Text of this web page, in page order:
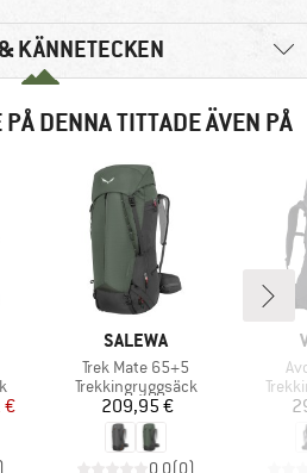
KÄNNETECKEN
DENNA TITTADE ÄVEN PÅ
pris
€
)
VARUMÄRKE
SALEWA
Produkter
Trek Mate 65+5
Produktgrupp
Trekkingryggsäck
Pris
209,95 €
0,0(0)